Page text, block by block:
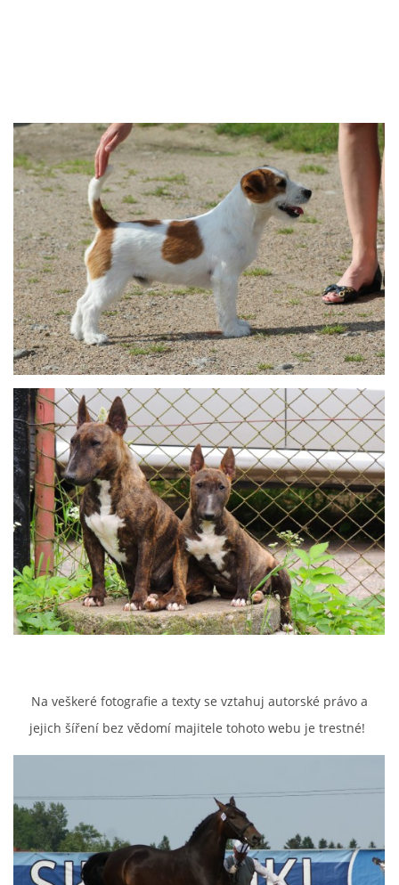
Na veškeré fotografie a texty se vztahuj autorské právo a
jejich šíření bez vědomí majitele tohoto webu je trestné!